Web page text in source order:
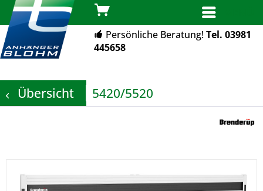
Persönliche Beratung!Tel. 03981
445658
Übersicht 5420/5520